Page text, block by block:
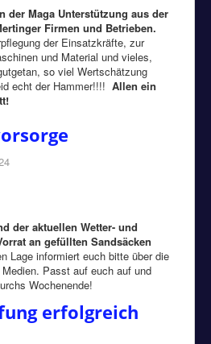
der Maga Unterstützung aus der
Firmen und Betrieben.
der Einsatzkräfte, zur
und Material und vieles,
so viel Wertschätzung
echt der Hammer!!!! Allen ein
der aktuellen Wetter- und
an gefüllten Sandsäcken
Lage informiert euch bitte über die
Passt auf euch auf und
Wochenende!
erfolgreich